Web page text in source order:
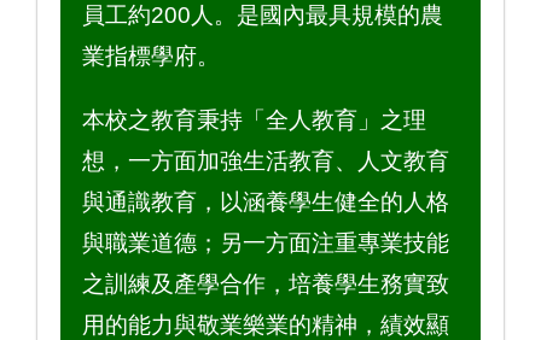
員工約200人。是國內最具規模的農
業指標學府。
本校之教育秉持「全人教育」之理
想，一方面加強生活教育、人文教育
與通識教育，以涵養學生健全的人格
與職業道德；另一方面注重專業技能
之訓練及產學合作，培養學生務實致
用的能力與敬業樂業的精神，績效顯